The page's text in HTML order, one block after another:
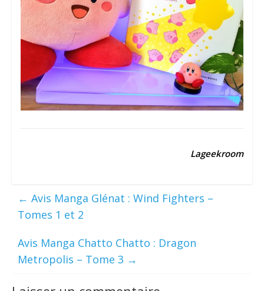
Lageekroom
← Avis Manga Glénat : Wind Fighters –
Tomes 1 et 2
Avis Manga Chatto Chatto : Dragon
Metropolis – Tome 3 →